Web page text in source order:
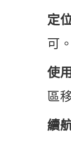
定
可
使
區
續